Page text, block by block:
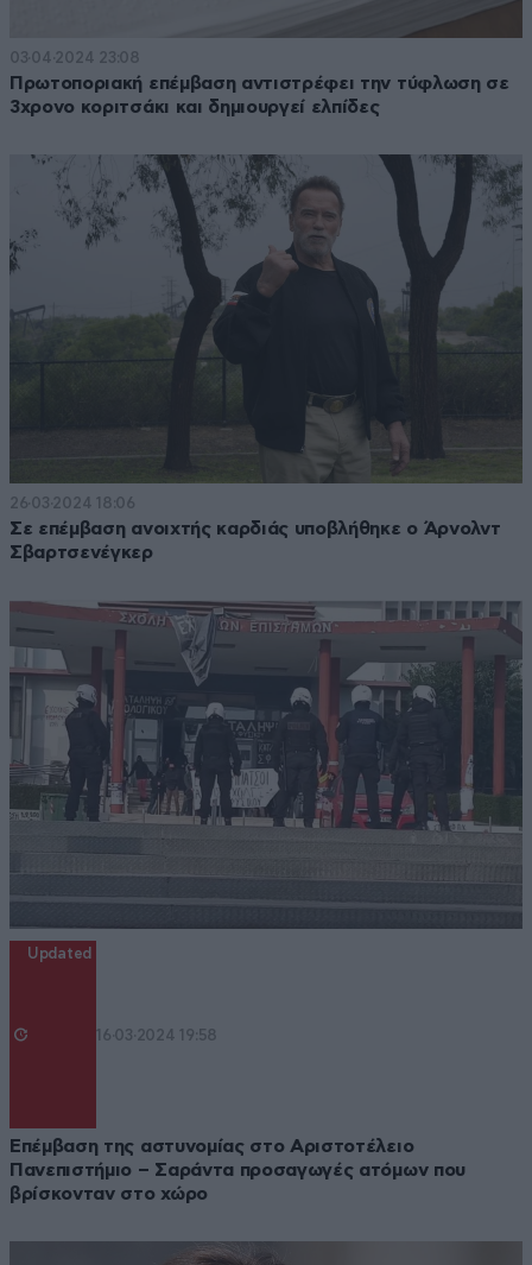
03·04·2024 23:08
Πρωτοποριακή επέμβαση αντιστρέφει την τύφλωση σε
3χρονο κοριτσάκι και δημιουργεί ελπίδες
26·03·2024 18:06
Σε επέμβαση ανοιχτής καρδιάς υποβλήθηκε ο Άρνολντ
Σβαρτσενέγκερ
Updated
16·03·2024 19:58
Επέμβαση της αστυνομίας στο Αριστοτέλειο
Πανεπιστήμιο – Σαράντα προσαγωγές ατόμων που
βρίσκονταν στο χώρο